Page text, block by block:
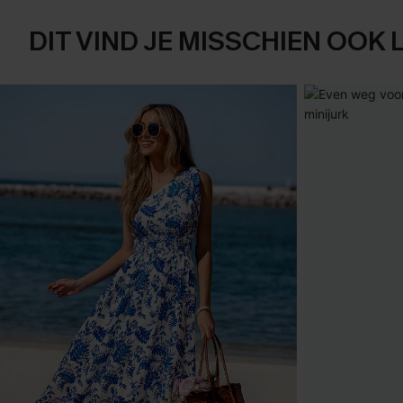
DIT VIND JE MISSCHIEN OOK